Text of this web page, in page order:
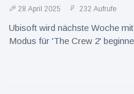
28 April 2025 232 Aufrufe
Ubisoft wird nächste Woche
Modus für 'The Crew 2'